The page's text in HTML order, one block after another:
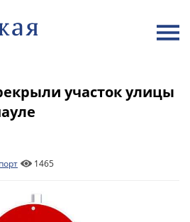
участок улицы
1465